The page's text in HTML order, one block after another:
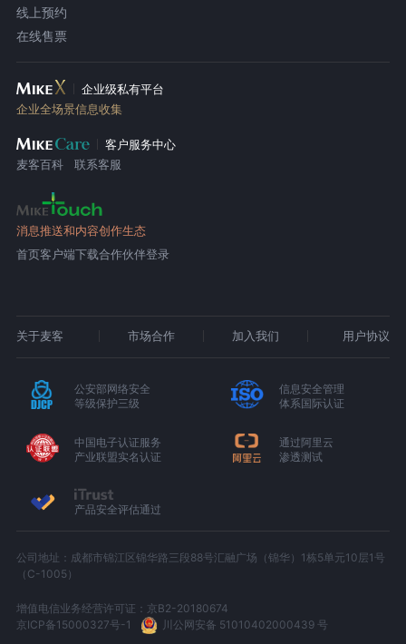
线上预约
在线售票
企业级私有平台
企业全场景信息收集
客户服务中心
麦客百科
联系客服
消息推送和内容创作生态
首页客户端下载合作伙伴登录
关于麦客 市场合作 加入我们 用户协议
公安部网络安全
等级保护三级
信息安全管理
体系国际认证
中国电子认证服务
产业联盟实名认证
通过阿里云
渗透测试
产品安全评估通过
公司地址：成都市锦江区锦华路三段88号汇融广场（锦华）1栋5单元10层1号
（C-1005）
增值电信业务经营许可证：京B2-20180674
京ICP备15000327号-1
川公网安备 51010402000439 号